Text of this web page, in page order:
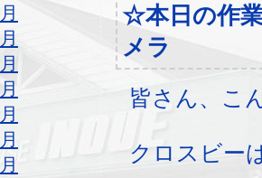
☆本日の作
メラ
皆さん、こ
クロスビー